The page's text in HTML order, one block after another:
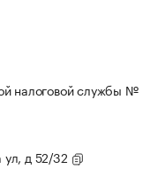
налоговой службы №
ул, д 52/32